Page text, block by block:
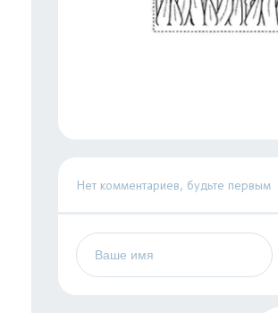
Нет комментариев, будьте первым